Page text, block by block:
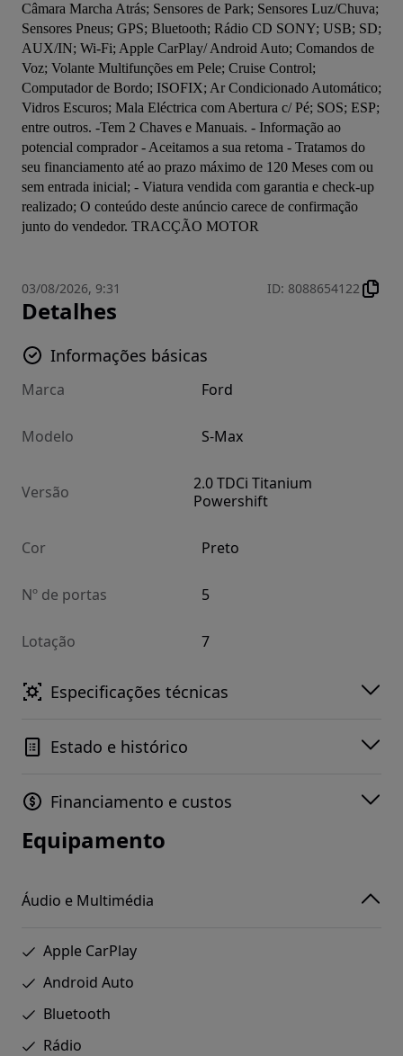
Câmara Marcha Atrás; Sensores de Park; Sensores Luz/Chuva;
Sensores Pneus; GPS; Bluetooth; Rádio CD SONY; USB; SD;
AUX/IN; Wi-Fi; Apple CarPlay/ Android Auto; Comandos de
Voz; Volante Multifunções em Pele; Cruise Control;
Computador de Bordo; ISOFIX; Ar Condicionado Automático;
Vidros Escuros; Mala Eléctrica com Abertura c/ Pé; SOS; ESP;
entre outros. -Tem 2 Chaves e Manuais. - Informação ao
potencial comprador - Aceitamos a sua retoma - Tratamos do
seu financiamento até ao prazo máximo de 120 Meses com ou
sem entrada inicial; - Viatura vendida com garantia e check-up
realizado; O conteúdo deste anúncio carece de confirmação
junto do vendedor. TRACÇÃO MOTOR
03/08/2026, 9:31 ID: 8088654122
Detalhes
Informações básicas
Marca Ford
Modelo S-Max
Versão
2.0 TDCi Titanium
Powershift
Cor Preto
Nº de portas 5
Lotação 7
Especificações técnicas
Estado e histórico
Financiamento e custos
Equipamento
Áudio e Multimédia
Apple CarPlay
Android Auto
Bluetooth
Rádio